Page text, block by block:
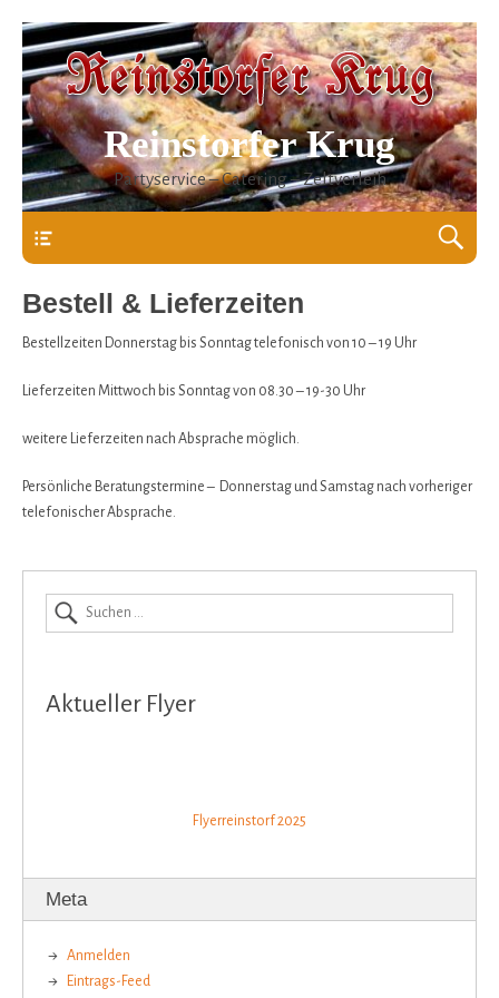
Reinstorfer Krug
Partyservice – Catering – Zeltverleih
Bestell & Lieferzeiten
Bestellzeiten Donnerstag bis Sonntag telefonisch von 10 – 19 Uhr
Lieferzeiten Mittwoch bis Sonntag von 08.30 – 19-30 Uhr
weitere Lieferzeiten nach Absprache möglich.
Persönliche Beratungstermine – Donnerstag und Samstag nach vorheriger
telefonischer Absprache.
Aktueller Flyer
Flyerreinstorf 2025
Meta
Anmelden
Eintrags-Feed